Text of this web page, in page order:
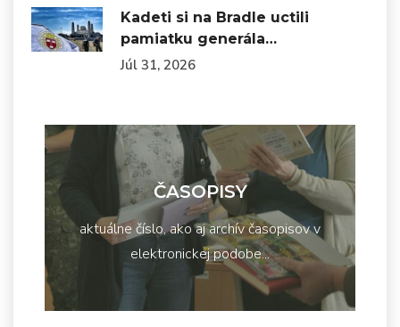
Kadeti si na Bradle uctili
pamiatku generála…
Júl 31, 2026
ČASOPISY
aktuálne číslo, ako aj archív časopisov v
elektronickej podobe...